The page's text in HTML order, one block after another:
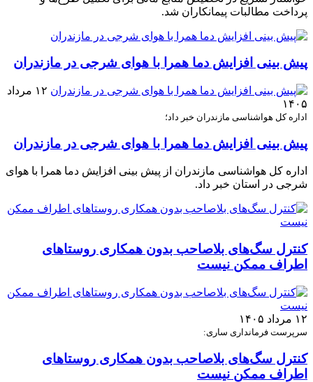
پرداخت مطالبات پیمانکاران شد.
پیش بینی افزایش دما همرا با هوای شرجی در مازندران
۱۲ مرداد
۱۴۰۵
اداره کل هواشناسی مازندران خبر داد؛
پیش بینی افزایش دما همرا با هوای شرجی در مازندران
اداره کل هواشناسی مازندران از پیش بینی افزایش دما همرا با هوای
شرجی در استان خبر داد.
کنترل سگ‌های بلاصاحب بدون همکاری روستاهای
اطراف ممکن نیست
۱۲ مرداد ۱۴۰۵
سرپرست فرمانداری ساری:
کنترل سگ‌های بلاصاحب بدون همکاری روستاهای
اطراف ممکن نیست